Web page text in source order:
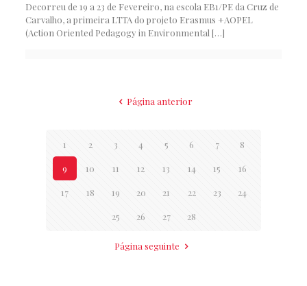
Decorreu de 19 a 23 de Fevereiro, na escola EB1/PE da Cruz de
Carvalho, a primeira LTTA do projeto Erasmus +AOPEL
(Action Oriented Pedagogy in Environmental […]
Página anterior
1 2 3 4 5 6 7 8
9 10 11 12 13 14 15 16
17 18 19 20 21 22 23 24
25 26 27 28
Página seguinte